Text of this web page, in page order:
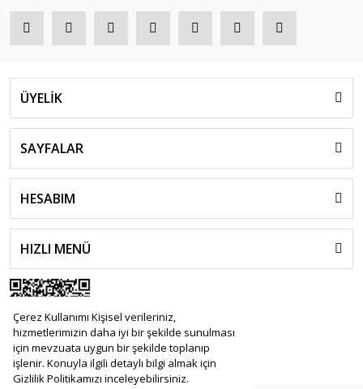
Çerez Kullanımı Kişisel verileriniz,
hizmetlerimizin daha iyi bir şekilde sunulması
için mevzuata uygun bir şekilde toplanıp
işlenir. Konuyla ilgili detaylı bilgi almak için
Gizlilik Politikamızı inceleyebilirsiniz.
ÜYELİK
SAYFALAR
HESABIM
HIZLI MENÜ